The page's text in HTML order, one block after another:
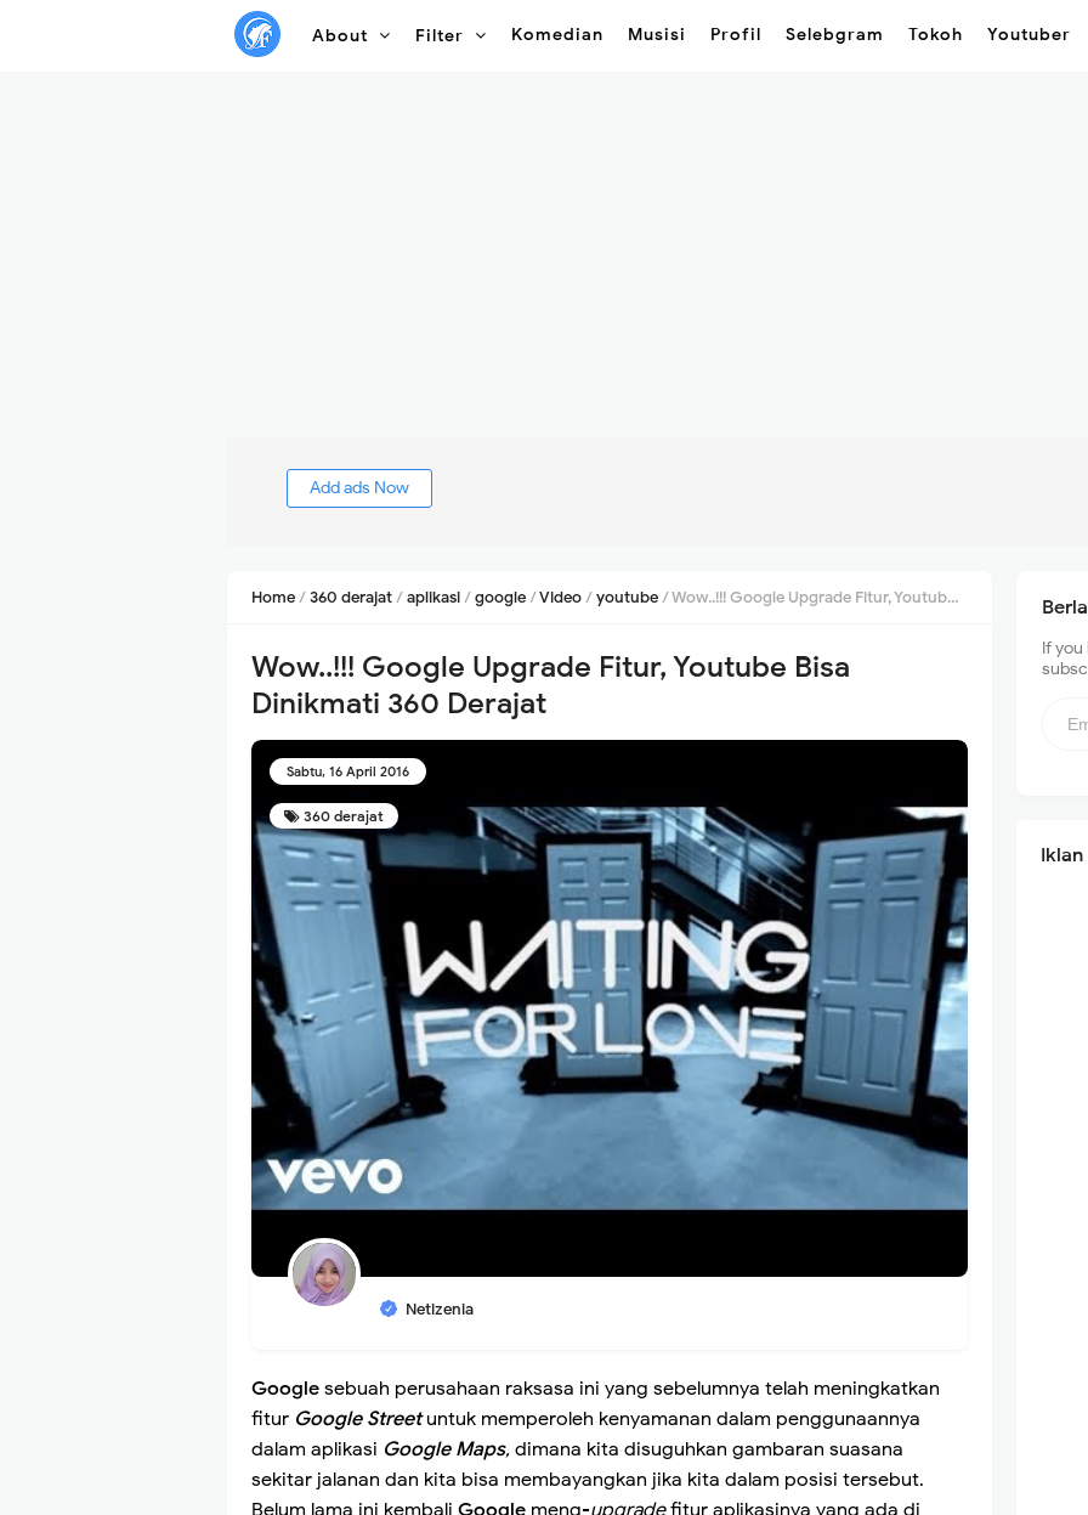
About Filter Komedian Musisi Profil Selebgram Tokoh Youtuber
Add ads Now
Home/360 derajat/aplikasi/google/Video/youtube/Wow..!!! Google Upgrade Fitur, Youtube Bisa Dinikmati 360 Derajat
Wow..!!! Google Upgrade Fitur, Youtube Bisa
Dinikmati 360 Derajat
Netizenia
Sabtu, 16 April 2016
360 derajat
Google sebuah perusahaan raksasa ini yang sebelumnya telah meningkatkan
fitur Google Street untuk memperoleh kenyamanan dalam penggunaannya
dalam aplikasi Google Maps, dimana kita disuguhkan gambaran suasana
sekitar jalanan dan kita bisa membayangkan jika kita dalam posisi tersebut.
If you
Iklan